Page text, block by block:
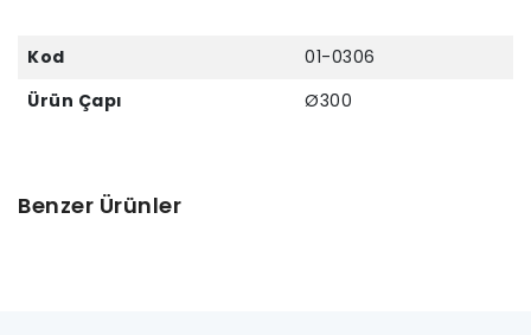
Kod
01-0306
Ürün Çapı
Ø300
Benzer Ürünler